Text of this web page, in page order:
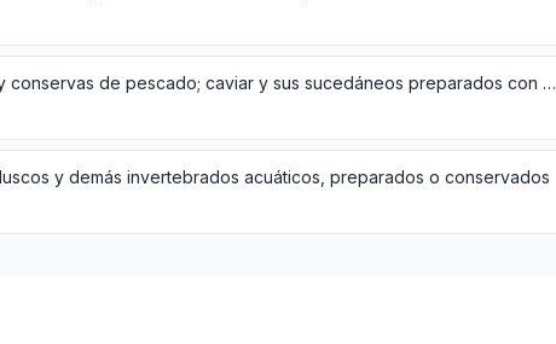
Preparaciones y conservas de pescado; caviar y sus sucedáneos preparados con huevas de pescado
y demás invertebrados acuáticos, preparados o conservados